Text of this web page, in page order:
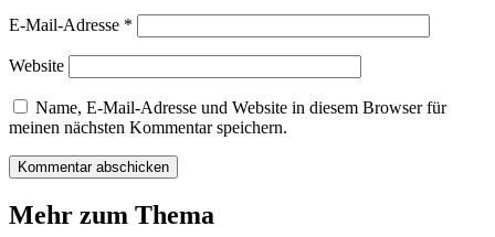
E-Mail-Adresse *
Website
Name, E-Mail-Adresse und Website in diesem Browser für
meinen nächsten Kommentar speichern.
Mehr zum Thema